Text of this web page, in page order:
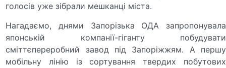
голосів уже зібрали мешканці міста.
Нагадаємо, днями Запорізька ОДА запропонувала
японській компанії-гіганту побудувати
сміттєпереробний завод під Запоріжжям. А першу
мобільну лінію із сортування твердих побутових